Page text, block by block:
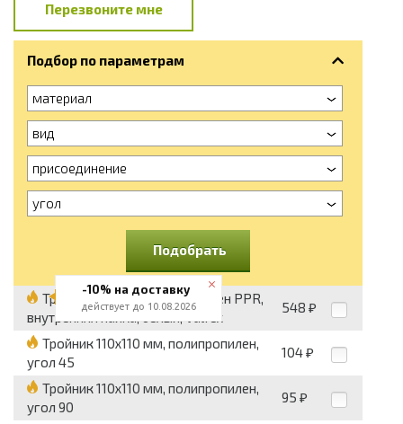
Перезвоните мне
Подбор по параметрам
материал
вид
присоединение
угол
Подобрать
Тройник 110 мм, полипропилен PPR,
внутренняя пайка, белый, Valfex
548 ₽
Тройник 110x110 мм, полипропилен,
угол 45
104 ₽
Тройник 110x110 мм, полипропилен,
угол 90
95 ₽
-10% на доставку
действует до 10.08.2026